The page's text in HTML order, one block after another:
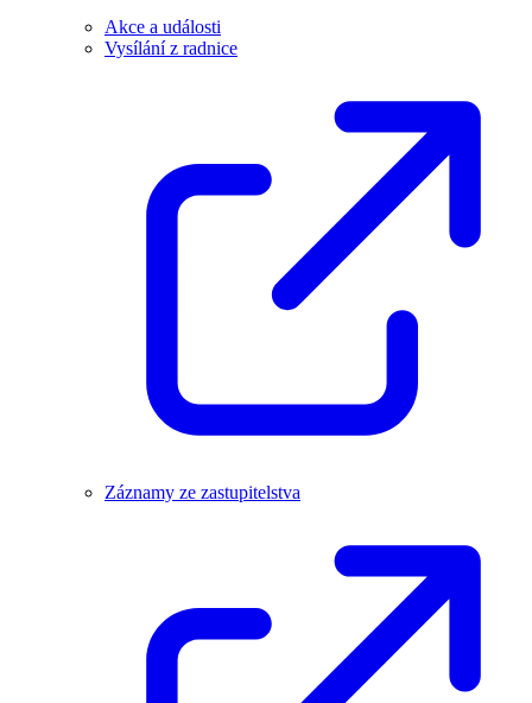
Akce a události
Vysílání z radnice
Záznamy ze zastupitelstva